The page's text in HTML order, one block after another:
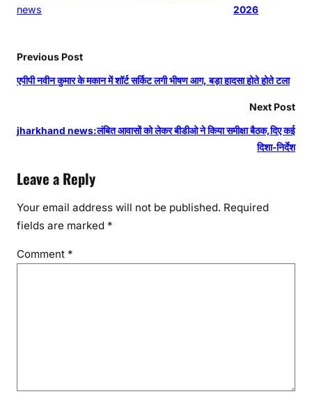
news
2026
Previous Post
एपीपी नवीन कुमार के मकान में शॉर्ट सर्किट लगी भीषण आग, बड़ा हादसा होते होते टला
Next Post
jharkhand news:लंबित आवासों को लेकर बीडीओ ने किया समीक्षा बैठक,दिए कई
दिशा-निर्देश
Leave a Reply
Your email address will not be published. Required
fields are marked *
Comment *